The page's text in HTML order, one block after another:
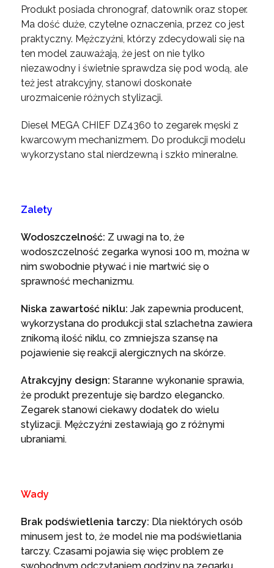
Produkt posiada chronograf, datownik oraz stoper.
Ma dość duże, czytelne oznaczenia, przez co jest
praktyczny. Mężczyźni, którzy zdecydowali się na
ten model zauważają, że jest on nie tylko
niezawodny i świetnie sprawdza się pod wodą, ale
też jest atrakcyjny, stanowi doskonałe
urozmaicenie różnych stylizacji.
Diesel MEGA CHIEF DZ4360 to zegarek męski z
kwarcowym mechanizmem. Do produkcji modelu
wykorzystano stal nierdzewną i szkło mineralne.
Zalety
Wodoszczelność: Z uwagi na to, że
wodoszczelność zegarka wynosi 100 m, można w
nim swobodnie pływać i nie martwić się o
sprawność mechanizmu.
Niska zawartość niklu: Jak zapewnia producent,
wykorzystana do produkcji stal szlachetna zawiera
znikomą ilość niklu, co zmniejsza szansę na
pojawienie się reakcji alergicznych na skórze.
Atrakcyjny design: Staranne wykonanie sprawia,
że produkt prezentuje się bardzo elegancko.
Zegarek stanowi ciekawy dodatek do wielu
stylizacji. Mężczyźni zestawiają go z różnymi
ubraniami.
Wady
Brak podświetlenia tarczy: Dla niektórych osób
minusem jest to, że model nie ma podświetlania
tarczy. Czasami pojawia się więc problem ze